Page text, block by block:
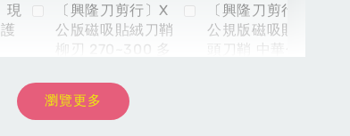
現
〔興隆刀剪行〕X
公版磁吸貼絨刀鞘
柳刃 270~300 多
〔興隆刀剪行〕X
公規版磁吸貼絨木
頭刀鞘 中華包丁 6
瀏覽更多